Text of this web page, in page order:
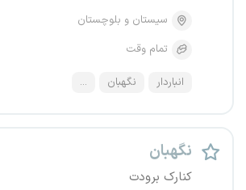
سیستان و بلوچستان
تمام وقت
انباردار نگهبان ...
نگهبان
کنارک برودت